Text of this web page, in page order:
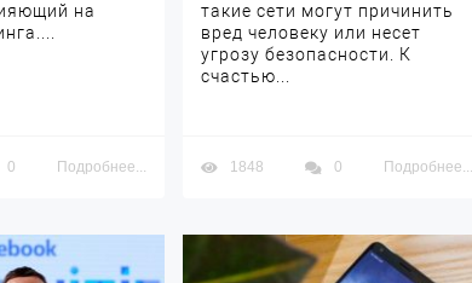
на
0 Подробнее...
такие сети могут причинить
вред человеку или несет
угрозу безопасности. К
счастью...
1848 0 Подробнее...